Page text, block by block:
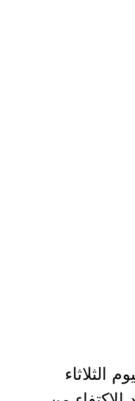
الثلاثاء